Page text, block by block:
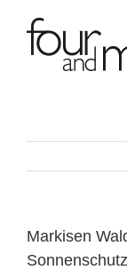
content
Markisen